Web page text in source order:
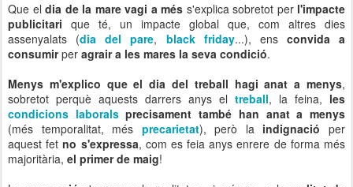
Que el dia de la mare vagi a més s'explica sobretot per l'impacte
publicitari que té, un impacte global que, com altres dies
assenyalats (dia del pare, black friday...), ens convida a
consumirper agrair a les mares la seva condició.
Menys m'explico que el dia del treball hagi anat a menys,
sobretot perquè aquests darrers anys el treball, la feina, les
condicions laboralsprecisament també han anat a menys
(més temporalitat, més precarietat), però la indignació per
aquest fetno s'expressa, com es feia anys enrere de forma més
majoritària, el primer de maig!